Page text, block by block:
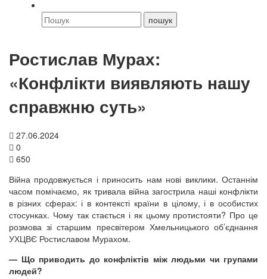
Ростислав Мурах:
«Конфлікти виявляють нашу
справжню суть»
27.06.2024
0
650
Війна продовжується і приносить нам нові виклики. Останнім
часом помічаємо, як тривала війна загострила наші конфлікти
в різних сферах: і в контексті країни в цілому, і в особистих
стосунках. Чому так стається і як цьому протистояти? Про це
розмова зі старшим пресвітером Хмельницького об’єднання
УХЦВЄ Ростиславом Мурахом.
— Що приводить до конфліктів між людьми чи групами
людей?